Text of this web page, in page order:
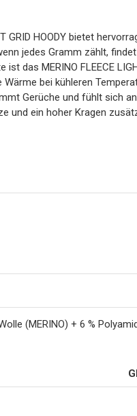
GRID HOODY bietet
jedes Gramm zählt,
das MERINO FLEECE
bei kühleren
Gerüche und fühlt sich
und ein hoher Kragen
(MERINO) + 6 %